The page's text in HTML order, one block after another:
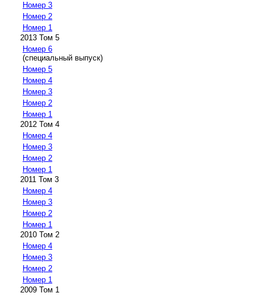
Номер 3
Номер 2
Номер 1
2013 Том 5
Номер 6
(специальный выпуск)
Номер 5
Номер 4
Номер 3
Номер 2
Номер 1
2012 Том 4
Номер 4
Номер 3
Номер 2
Номер 1
2011 Том 3
Номер 4
Номер 3
Номер 2
Номер 1
2010 Том 2
Номер 4
Номер 3
Номер 2
Номер 1
2009 Том 1